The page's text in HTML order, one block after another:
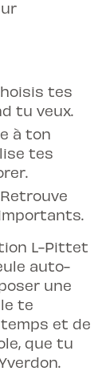
tes
tu veux.
à ton
tes
Retrouve
L-Pittet
auto-
une
te
et de
que tu